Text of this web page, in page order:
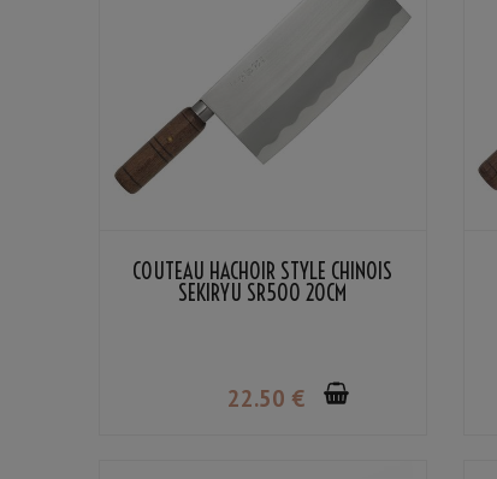
COUTEAU HACHOIR STYLE CHINOIS
SEKIRYU SR500 20CM
22.50 €